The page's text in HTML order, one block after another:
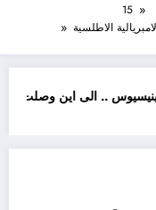
15
الاطلسية
؟ رشوة من الذهب